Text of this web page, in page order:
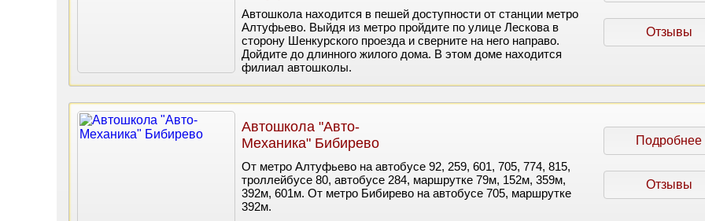
Автошкола находится в пешей доступности от станции метро
Алтуфьево. Выйдя из метро пройдите по улице Лескова в
сторону Шенкурского проезда и сверните на него направо.
Дойдите до длинного жилого дома. В этом доме находится
филиал автошколы.
Отзывы
Автошкола "Авто-
Механика" Бибирево
От метро Алтуфьево на автобусе 92, 259, 601, 705, 774, 815,
троллейбусе 80, автобусе 284, маршрутке 79м, 152м, 359м,
392м, 601м. От метро Бибирево на автобусе 705, маршрутке
392м.
Подробнее
Отзывы